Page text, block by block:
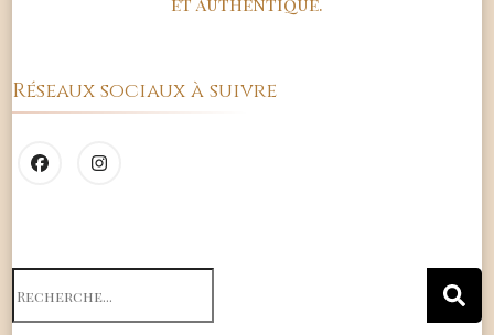
Réseaux sociaux à suivre
Search
for: